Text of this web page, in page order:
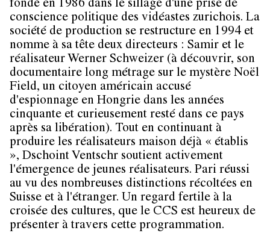
fondé en 1986 dans le sillage d'une prise de
conscience politique des vidéastes zurichois. La
société de production se restructure en 1994 et
nomme à sa tête deux directeurs : Samir et le
réalisateur Werner Schweizer (à découvrir, son
documentaire long métrage sur le mystère Noël
Field, un citoyen américain accusé
d'espionnage en Hongrie dans les années
cinquante et curieusement resté dans ce pays
après sa libération). Tout en continuant à
produire les réalisateurs maison déjà « établis
», Dschoint Ventschr soutient activement
l'émergence de jeunes réalisateurs. Pari réussi
au vu des nombreuses distinctions récoltées en
Suisse et à l'étranger. Un regard fertile à la
croisée des cultures, que le CCS est heureux de
présenter à travers cette programmation.